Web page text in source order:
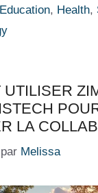
Education, Health,
UTILISER
LA
par Melissa